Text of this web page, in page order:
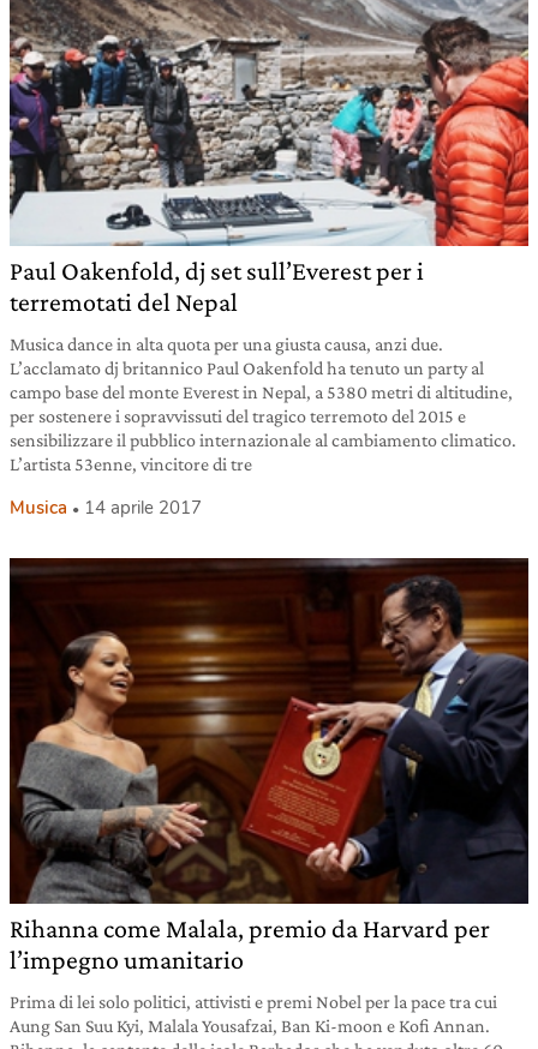
Paul Oakenfold, dj set sull’Everest per i
terremotati del Nepal
Musica dance in alta quota per una giusta causa, anzi due.
L’acclamato dj britannico Paul Oakenfold ha tenuto un party al
campo base del monte Everest in Nepal, a 5380 metri di altitudine,
per sostenere i sopravvissuti del tragico terremoto del 2015 e
sensibilizzare il pubblico internazionale al cambiamento climatico.
L’artista 53enne, vincitore di tre
Musica 14 aprile 2017
Rihanna come Malala, premio da Harvard per
l’impegno umanitario
Prima di lei solo politici, attivisti e premi Nobel per la pace tra cui
Aung San Suu Kyi, Malala Yousafzai, Ban Ki-moon e Kofi Annan.